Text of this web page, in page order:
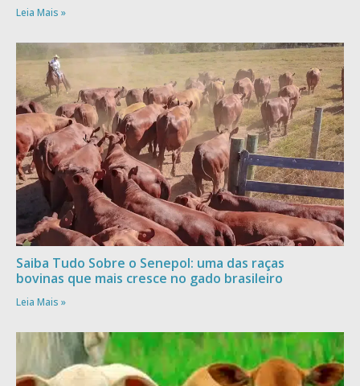
Leia Mais »
Saiba Tudo Sobre o Senepol: uma das raças
bovinas que mais cresce no gado brasileiro
Leia Mais »